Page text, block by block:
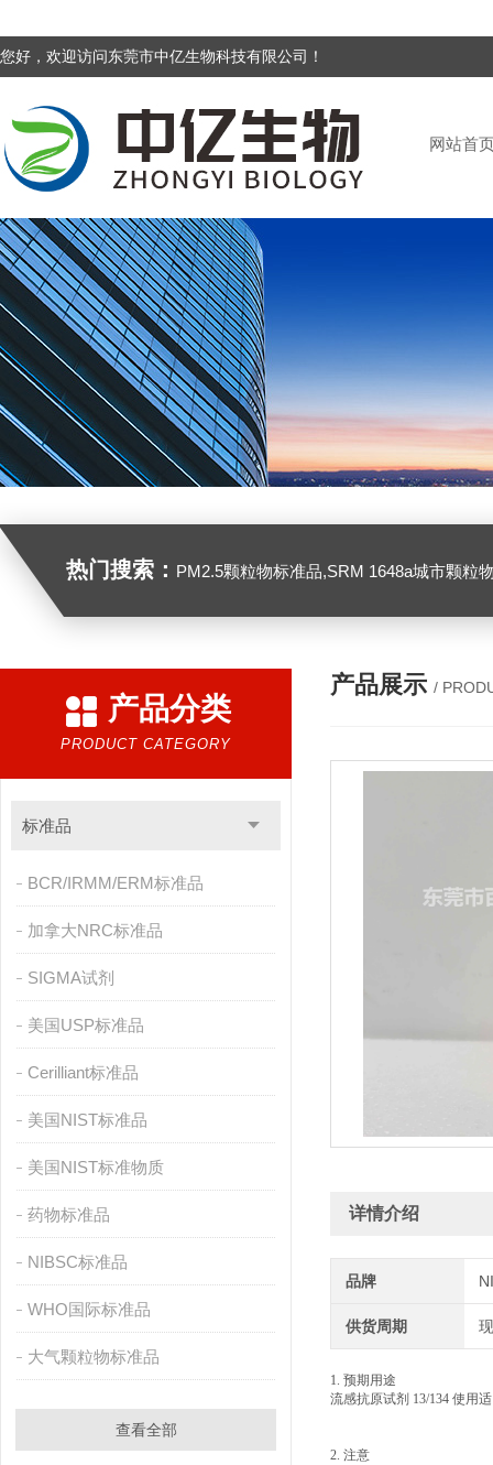
您好，欢迎访问东莞市中亿生物科技有限公司！
网站首
热门搜索： PM2.5颗粒物标准品,SRM 1648a城市颗粒物,SRM 1649B
产品分类
PRODUCT CATEGORY
标准品
BCR/IRMM/ERM标准品
加拿大NRC标准品
SIGMA试剂
美国USP标准品
Cerilliant标准品
美国NIST标准品
美国NIST标准物质
药物标准品
NIBSC标准品
WHO国际标准品
大气颗粒物标准品
查看全部
产品展示 /
详情介绍
品牌
供货周期
1. 预期用途
流感抗原试剂 13/134 使用
2. 注意